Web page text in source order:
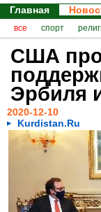
Главная
все спорт
США
Эрбиля
2020-12-10
Kurdistan.Ru